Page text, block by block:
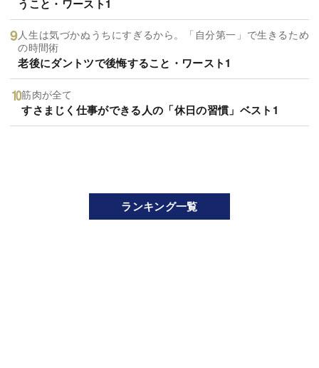
うこと・ワースト1
人生は気づかぬうちにすぎるから。「自分第一」で生きるため
の時間術
老後にダントツで後悔すること・ワースト1
筋肉が全て
すさまじく仕事ができる人の「休日の習慣」ベスト1
ランキング一覧